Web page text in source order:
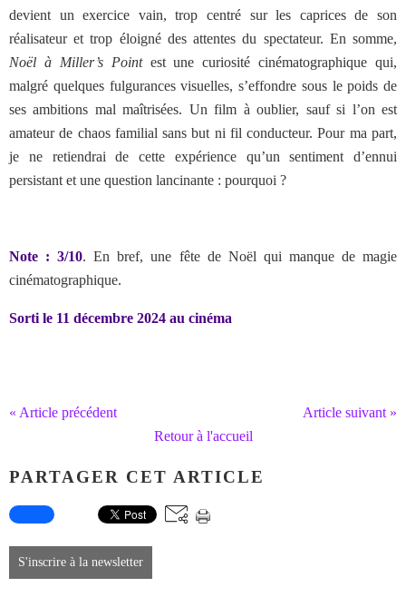
devient un exercice vain, trop centré sur les caprices de son
réalisateur et trop éloigné des attentes du spectateur. En somme,
Noël à Miller’s Pointest une curiosité cinématographique qui,
malgré quelques fulgurances visuelles, s’effondre sous le poids de
ses ambitions mal maîtrisées. Un film à oublier, sauf si l’on est
amateur de chaos familial sans but ni fil conducteur. Pour ma part,
je ne retiendrai de cette expérience qu’un sentiment d’ennui
persistant et une question lancinante : pourquoi ?
Note : 3/10. En bref, une fête de Noël qui manque de magie
cinématographique.
Sorti le 11 décembre 2024 au cinéma
« Article précédent
Article suivant »
Retour à l'accueil
PARTAGER CET ARTICLE
S'inscrire à la newsletter